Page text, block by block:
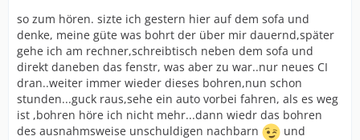
so zum hören. sizte ich gestern hier auf dem sofa und
denke, meine güte was bohrt der über mir dauernd,später
gehe ich am rechner,schreibtisch neben dem sofa und
direkt daneben das fenstr, was aber zu war..nur neues CI
dran..weiter immer wieder dieses bohren,nun schon
stunden...guck raus,sehe ein auto vorbei fahren, als es weg
ist ,bohren höre ich nicht mehr...dann wiedr das bohren
des ausnahmsweise unschuldigen nachbarn
und